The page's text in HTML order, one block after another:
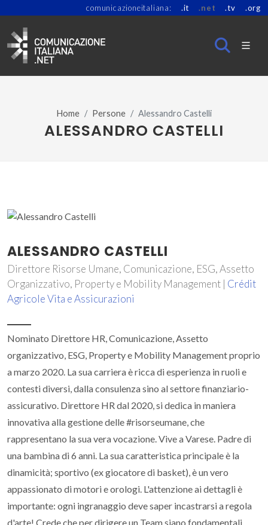
comunicazioneitaliana: .it .net .tv .org
Home Persone Alessandro Castelli
ALESSANDRO CASTELLI
ALESSANDRO CASTELLI
Direttore Risorse Umane, Comunicazione, ESG, Assetto
Organizzativo, Property e Mobility Management | Crédit
Agricole Vita e Assicurazioni
Nominato Direttore HR, Comunicazione, Assetto
organizzativo, ESG, Property e Mobility Management proprio
a marzo 2020. La sua carriera è ricca di esperienza in ruoli e
contesti diversi, dalla consulenza sino al settore finanziario-
assicurativo. Direttore HR dal 2020, si dedica in maniera
innovativa alla gestione delle #risorseumane, che
rappresentano la sua vera vocazione. Vive a Varese. Padre di
una bambina di 6 anni. La sua caratteristica principale è la
dinamicità; sportivo (ex giocatore di basket), è un vero
appassionato di motori e orologi. L'attenzione ai dettagli è
importante: ogni ingranaggio deve saper incastrarsi a regola
d'arte! Crede che per dirigere un Team siano fondamentali